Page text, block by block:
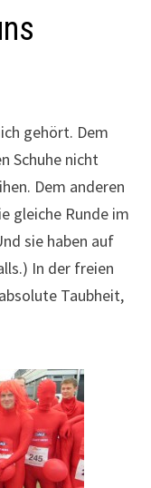
gehört. Dem
Schuhe nicht
Dem anderen
gleiche Runde im
sie haben auf
In der freien
Taubheit,